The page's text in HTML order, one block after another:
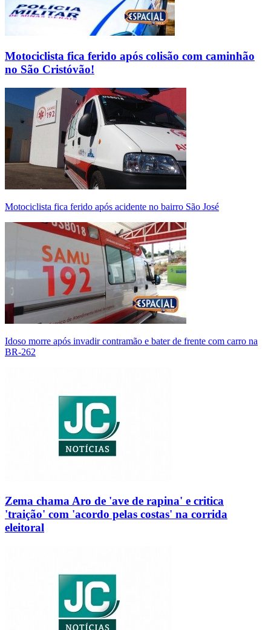
Motociclista fica ferido após colisão com caminhão
no São Cristóvão!
Motociclista fica ferido após acidente no bairro São José
Idoso morre após invadir contramão e bater de frente com carro na
BR-262
Zema chama Aro de 'ave de rapina' e critica
'traição' com 'acordo pelas costas' na corrida
eleitoral